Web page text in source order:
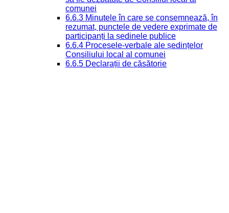
comunei
6.6.3 Minutele în care se consemnează, în
rezumat, punctele de vedere exprimate de
participanți la ședinele publice
6.6.4 Procesele-verbale ale ședințelor
Consiliului local al comunei
6.6.5 Declarații de căsătorie